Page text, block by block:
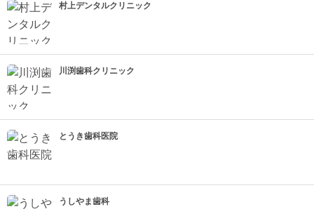
村上デンタルクリニック
川渕歯科クリニック
とうき歯科医院
うしやま歯科